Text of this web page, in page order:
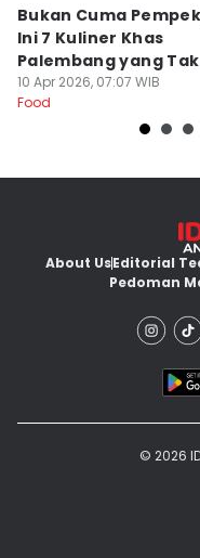
Bukan Cuma
Ini 7 Kuliner Khas
Palembang yang Tak
Kalah Enak
10 Apr 2026, 07:07 WIB
Food
About UsEditorial
Pedoman
© 2026